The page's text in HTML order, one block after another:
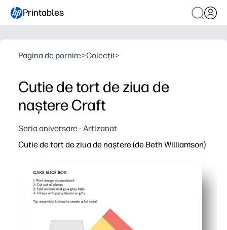
Printables
Pagina de pornire>Colecții>
Cutie de tort de ziua de
naștere Craft
Seria aniversare - Artizanat
Cutie de tort de ziua de naștere (de Beth Williamson)